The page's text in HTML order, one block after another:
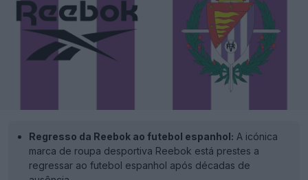
Regresso da Reebok ao futebol espanhol: A icónica
marca de roupa desportiva Reebok está prestes a
regressar ao futebol espanhol após décadas de